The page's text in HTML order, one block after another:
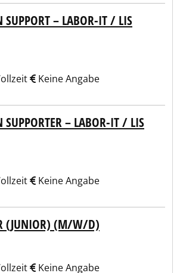
SUPPORT – LABOR-IT / LIS
Keine Angabe
SUPPORTER – LABOR-IT / LIS
Keine Angabe
(JUNIOR) (M/W/D)
Keine Angabe